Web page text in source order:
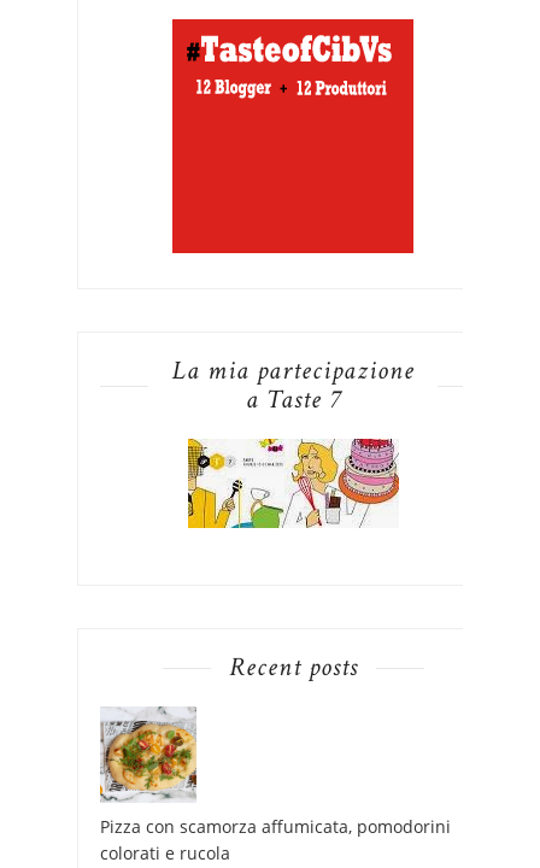
La mia partecipazione
a Taste 7
Recent posts
Pizza con scamorza affumicata, pomodorini
colorati e rucola